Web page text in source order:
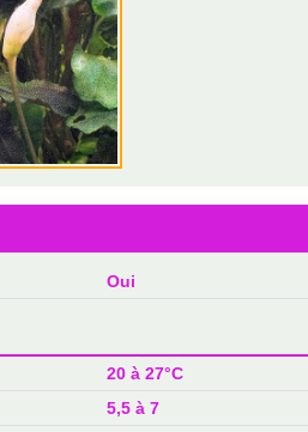
Oui
20 à 27°C
5,5 à 7